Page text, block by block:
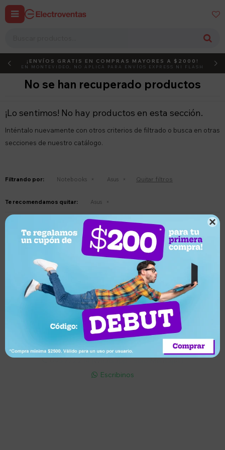

 
DEBUT ACTIVÁ EL CÓDIGO
¡ENVÍOS GRATIS EN COMPRAS MAYORES A $2000!
EN MONTEVIDEO, NO APLICA PARA ENVÍOS EXPRESS NI FLASH
No se han recuperado productos
¡Lo sentimos! No hay productos en esta sección.
Inténtalo nuevamente con otros criterios de filtrado o busca en otras
secciones de nuestro catálogo.
Filtrando por: Notebooks Asus Quitar filtros
Te recomendamos quitar: Asus
Suscríbete a nuestro newsletter
Recibí ofertas, novedades y más
Suscribirme
Soriano 932 Esq. Convención
Lunes a Viernes 9:30 a 19:00 / Sábados 9:30 a 14:00
095 772 214 (Whatsapp - Solo Mensajes)
 Escribinos